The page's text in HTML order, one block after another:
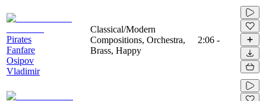
Pirates
Fanfare
Osipov
Vladimir
Classical/Modern
Compositions, Orchestra,
Brass, Happy
2:06 -